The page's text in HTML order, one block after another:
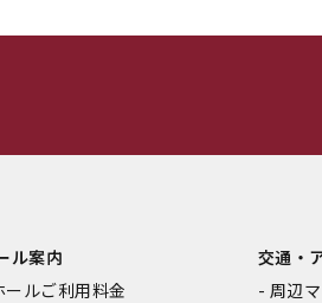
ル案内
ールご利用料金
交通・
周辺